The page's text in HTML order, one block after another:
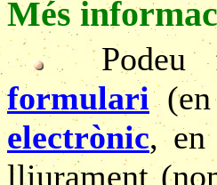
Més
Podeu
formulari(en
electrònic, en
lliurament